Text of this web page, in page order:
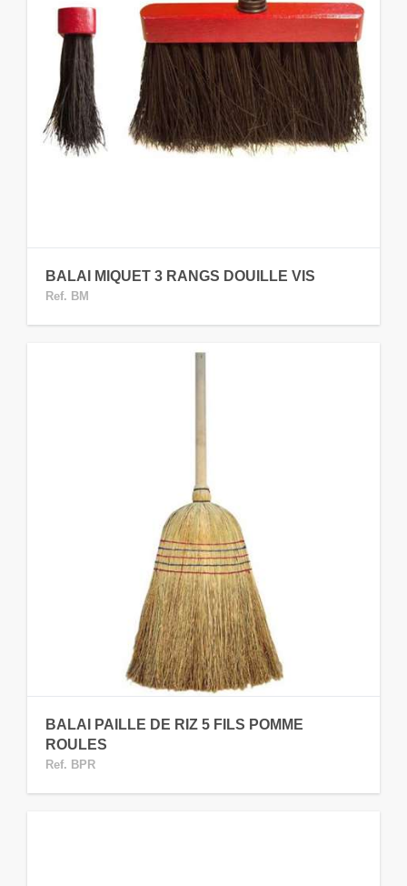
Ref. BM
BALAI MIQUET 3 RANGS DOUILLE VIS
Ref. BPR
BALAI PAILLE DE RIZ 5 FILS POMME
ROULES